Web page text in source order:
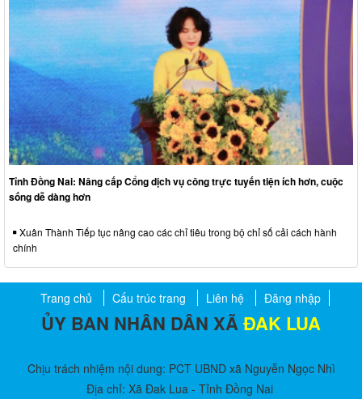
Tỉnh Đồng Nai: Nâng cấp Cổng dịch vụ công trực tuyến tiện ích hơn, cuộc
sống dễ dàng hơn
Xuân Thành Tiếp tục nâng cao các chỉ tiêu trong bộ chỉ số cải cách hành
chính
Trang chủ Cấu trúc trang Liên hệ Đăng nhập
ỦY BAN NHÂN DÂN XÃĐAK LUA
Chịu trách nhiệm nội dung: PCT UBND xã Nguyễn Ngọc Nhì
Địa chỉ: Xã Đak Lua - Tỉnh Đồng Nai